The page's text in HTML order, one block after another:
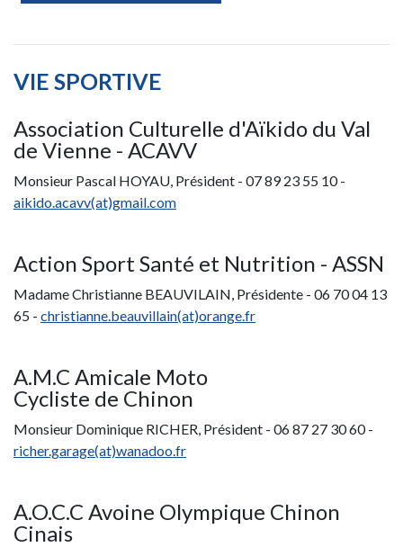
VIE SPORTIVE
Association Culturelle d'Aïkido du Val
de Vienne - ACAVV
Monsieur Pascal HOYAU, Président - 07 89 23 55 10 -
aikido.acavv(at)gmail.com
Action Sport Santé et Nutrition - ASSN
Madame Christianne BEAUVILAIN, Présidente - 06 70 04 13
65 - christianne.beauvillain(at)orange.fr
A.M.C Amicale Moto
Cycliste de Chinon
Monsieur Dominique RICHER, Président - 06 87 27 30 60 -
richer.garage(at)wanadoo.fr
A.O.C.C Avoine Olympique Chinon
Cinais